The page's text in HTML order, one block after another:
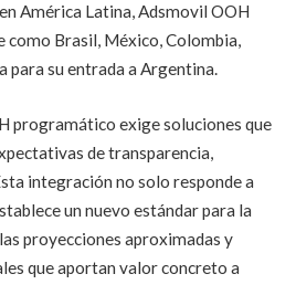
América Latina, Adsmovil OOH
como Brasil, México, Colombia,
para su entrada a Argentina.
programático exige soluciones que
de transparencia,
integración no solo responde a
un nuevo estándar para la
proyecciones aproximadas y
que aportan valor concreto a